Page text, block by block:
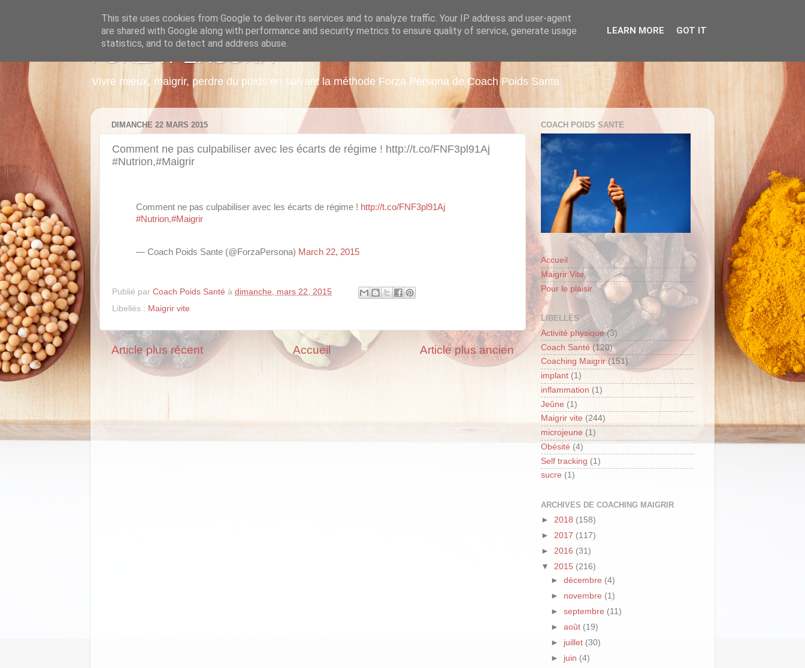
FORZA PERSONA
Vivre mieux, maigrir, perdre du poids en suivant la méthode Forza Persona de Coach Poids Sante
DIMANCHE 22 MARS 2015
Comment ne pas culpabiliser avec les écarts de régime ! http://t.co/FNF3pl91Aj
#Nutrion,#Maigrir
Comment ne pas culpabiliser avec les écarts de régime ! http://t.co/FNF3pl91Aj
#Nutrion,#Maigrir
— Coach Poids Sante (@ForzaPersona) March 22, 2015
Publié par Coach Poids Santé à dimanche, mars 22, 2015
Libellés : Maigrir vite
Article plus récent Article plus ancien
Accueil
COACH POIDS SANTE
Accueil
Maigrir Vite
Pour le plaisir
LIBELLÉS
Activité physique (3)
Coach Santé (120)
Coaching Maigrir (151)
implant (1)
inflammation (1)
Jeûne (1)
Maigrir vite (244)
microjeune (1)
Obésité (4)
Self tracking (1)
sucre (1)
ARCHIVES DE COACHING MAIGRIR
► 2018 (158)
► 2017 (117)
► 2016 (31)
▼ 2015 (216)
►décembre (4)
► novembre (1)
►septembre (11)
►août (19)
► juillet (30)
► juin (4)
This site uses cookies from Google to deliver its services and to analyze traffic. Your IP address and user-agent
are shared with Google along with performance and security metrics to ensure quality of service, generate usage
statistics, and to detect and address abuse.
LEARN MORE GOT IT